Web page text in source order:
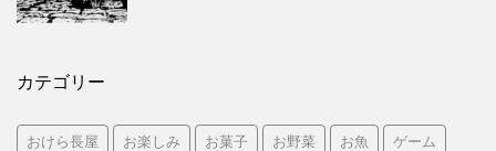
カテゴリー
おけら長屋 お楽しみ お菓子 お野菜 お魚 ゲーム